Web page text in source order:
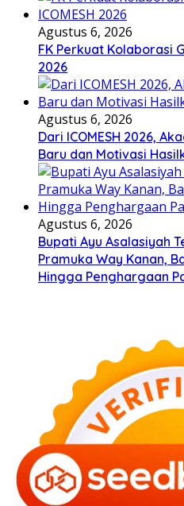
Agustus 6, 2026
FK Perkuat Kolaborasi
2026
Agustus 6, 2026
Dari ICOMESH 2026,
Baru dan Motivasi
Agustus 6, 2026
Bupati Ayu Asalasiyah
Pramuka Way Kanan,
Hingga Penghargaan